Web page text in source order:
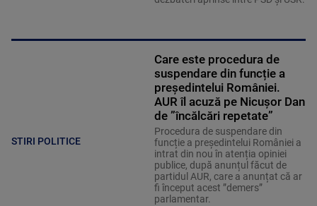
STIRI POLITICE
Care este procedura de
suspendare din funcție a
președintelui României.
AUR îl acuză pe Nicușor Dan
de ”încălcări repetate”
Procedura de suspendare din
funcție a președintelui României a
intrat din nou în atenția opiniei
publice, după anunțul făcut de
partidul AUR, care a anunțat că ar
fi început acest ”demers”
parlamentar.